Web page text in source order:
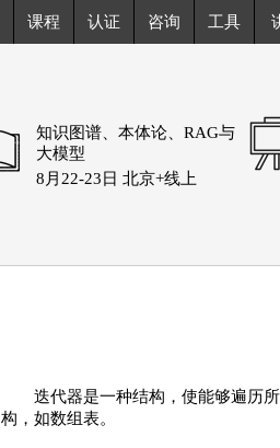
课程 认证 咨询 工具
知识图谱、本体论、RAG与
大模型
8月22-23日 北京+线上
迭代器是一种结构，使能够遍历
构，如数组表。